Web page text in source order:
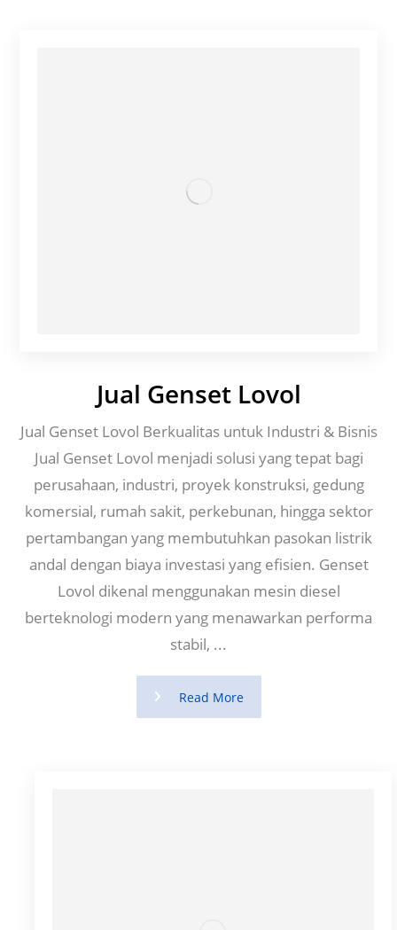
Jual Genset Lovol
Jual Genset Lovol Berkualitas untuk Industri & Bisnis
Jual Genset Lovol menjadi solusi yang tepat bagi
perusahaan, industri, proyek konstruksi, gedung
komersial, rumah sakit, perkebunan, hingga sektor
pertambangan yang membutuhkan pasokan listrik
andal dengan biaya investasi yang efisien. Genset
Lovol dikenal menggunakan mesin diesel
berteknologi modern yang menawarkan performa
stabil, ...
Read More